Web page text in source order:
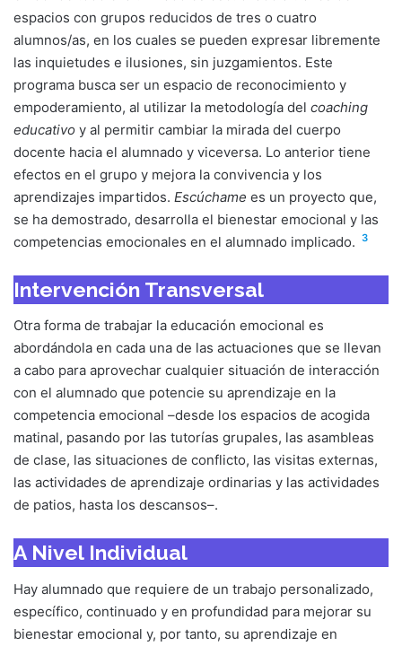
espacios con grupos reducidos de tres o cuatro
alumnos/as, en los cuales se pueden expresar libremente
las inquietudes e ilusiones, sin juzgamientos. Este
programa busca ser un espacio de reconocimiento y
empoderamiento, al utilizar la metodología del coaching
educativo y al permitir cambiar la mirada del cuerpo
docente hacia el alumnado y viceversa. Lo anterior tiene
efectos en el grupo y mejora la convivencia y los
aprendizajes impartidos. Escúchame es un proyecto que,
se ha demostrado, desarrolla el bienestar emocional y las
competencias emocionales en el alumnado implicado. 3
Intervención Transversal
Otra forma de trabajar la educación emocional es
abordándola en cada una de las actuaciones que se llevan
a cabo para aprovechar cualquier situación de interacción
con el alumnado que potencie su aprendizaje en la
competencia emocional –desde los espacios de acogida
matinal, pasando por las tutorías grupales, las asambleas
de clase, las situaciones de conflicto, las visitas externas,
las actividades de aprendizaje ordinarias y las actividades
de patios, hasta los descansos–.
A Nivel Individual
Hay alumnado que requiere de un trabajo personalizado,
específico, continuado y en profundidad para mejorar su
bienestar emocional y, por tanto, su aprendizaje en